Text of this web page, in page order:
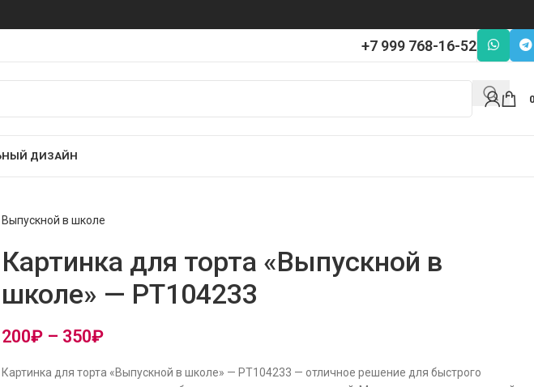
+7 999 768-16-52
0
ДИЗАЙН
Выпускной в школе
Картинка для торта «Выпускной в
школе» — PT104233
200₽ – 350₽
Картинка для торта «Выпускной в школе» — PT104233 — отличное решение для быстрого